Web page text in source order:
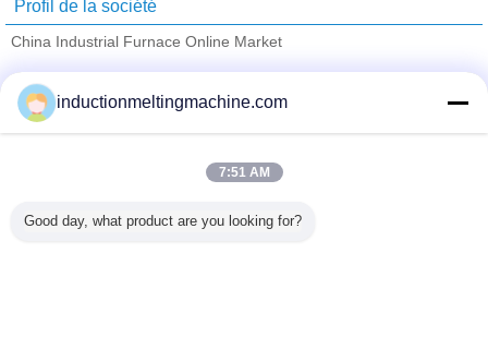
Profil de la société
China Industrial Furnace Online Market
Trust Seal
Verified Suplier
Tous les produits
inductionmeltingmachine.com
7:51 AM
Good day, what product are you looking for?